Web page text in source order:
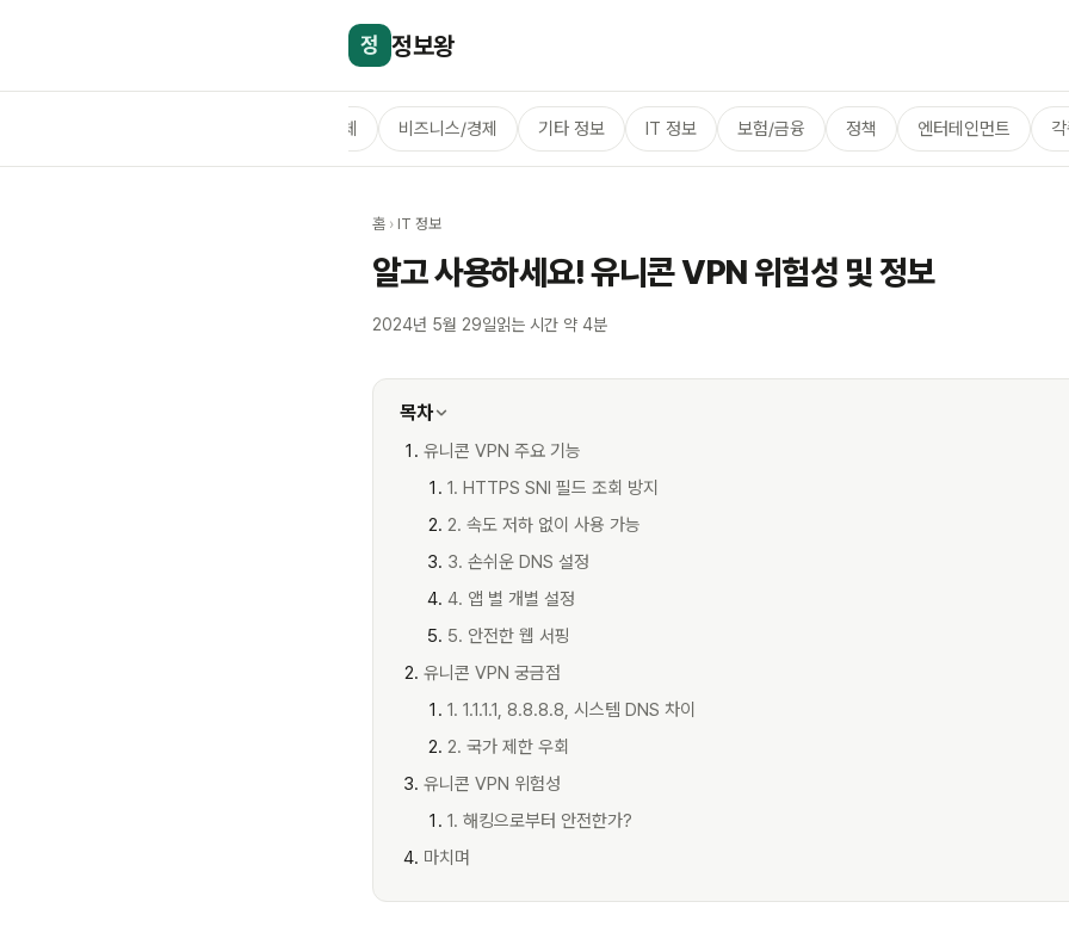
정 정보왕
전체 비즈니스/경제 기타 정보 IT 정보 보험/금융 정책 엔터테인먼트
홈 › IT 정보
알고 사용하세요! 유니콘 VPN 위험성 및 정보
2024년 5월 29일읽는 시간 약 4분
목차
유니콘 VPN 주요 기능
1. HTTPS SNI 필드 조회 방지
2. 속도 저하 없이 사용 가능
3. 손쉬운 DNS 설정
4. 앱 별 개별 설정
5. 안전한 웹 서핑
유니콘 VPN 궁금점
1. 1.1.1.1, 8.8.8.8, 시스템 DNS 차이
2. 국가 제한 우회
유니콘 VPN 위험성
1. 해킹으로부터 안전한가?
마치며